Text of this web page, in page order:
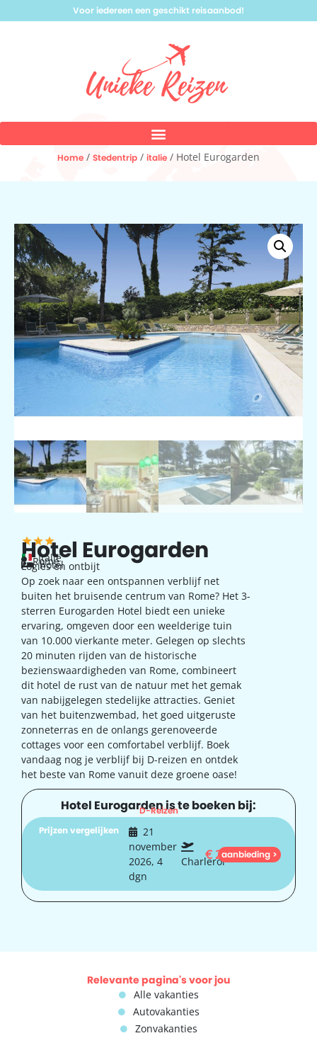
Voor iedereen een geschikt reisaanbod!
Home / Stedentrip / italie / Hotel Eurogarden
Hotel Eurogarden
Italië
Rome
hotel
Logies en ontbijt
Op zoek naar een ontspannen verblijf net
buiten het bruisende centrum van Rome? Het 3-
sterren Eurogarden Hotel biedt een unieke
ervaring, omgeven door een weelderige tuin
van 10.000 vierkante meter. Gelegen op slechts
20 minuten rijden van de historische
bezienswaardigheden van Rome, combineert
dit hotel de rust van de natuur met het gemak
van nabijgelegen stedelijke attracties. Geniet
van het buitenzwembad, het goed uitgeruste
zonneterras en de onlangs gerenoveerde
cottages voor een comfortabel verblijf. Boek
vandaag nog je verblijf bij D-reizen en ontdek
het beste van Rome vanuit deze groene oase!
Hotel Eurogarden is te boeken bij:
D-Reizen
Prijzen vergelijken
21
november
2026, 4
dgn
Charleroi
€219
aanbieding >
Relevante pagina's voor jou
Alle vakanties
Autovakanties
Zonvakanties